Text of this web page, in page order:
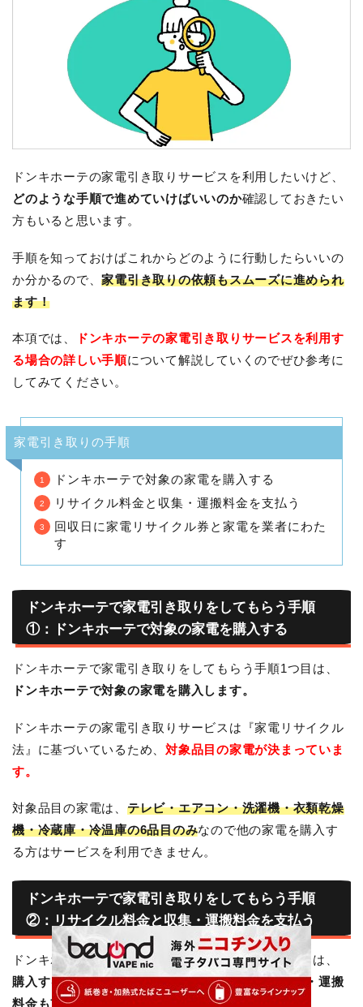
ドンキホーテの家電引き取りサービスを利用したいけど、
どのような手順で進めていけばいいのか確認しておきたい
方もいると思います。
手順を知っておけばこれからどのように行動したらいいの
か分かるので、家電引き取りの依頼もスムーズに進められ
ます！
本項では、
ドンキホーテの家電引き取りサービスを利用す
る場合の詳しい手順について解説していくのでぜひ参考に
してみてください。
家電引き取りの手順
ドンキホーテで対象の家電を購入する
リサイクル料金と収集・運搬料金を支払う
回収日に家電リサイクル券と家電を業者にわた
す
ドンキホーテで家電引き取りをしてもらう手順
①：ドンキホーテで対象の家電を購入する
ドンキホーテで家電引き取りをしてもらう手順1つ目は、
ドンキホーテで対象の家電を購入します。
ドンキホーテの家電引き取りサービスは『家電リサイクル
法』に基づいているため、対象品目の家電が決まっていま
す。
対象品目の家電は、 テレビ・エアコン・洗濯機・衣類乾燥
機・冷蔵庫・冷温庫の6品目のみなので他の家電を購入す
る方はサービスを利用できません。
ドンキホーテで家電引き取りをしてもらう手順
②：リサイクル料金と収集・運搬料金を支払う
ドンキホーテで家電引き取りをしてもらう手順2つ目は、
購入する家電の料金と一緒にリサイクル料金と収集・運搬
料金も支払います。